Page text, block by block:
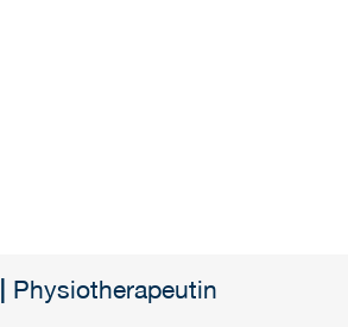
Physiotherapeutin